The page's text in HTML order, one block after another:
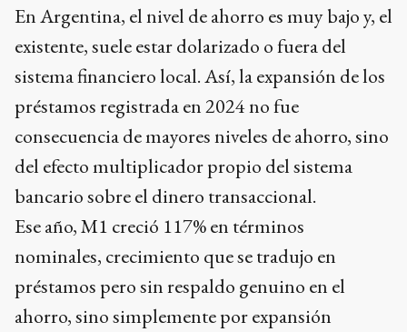
En Argentina, el nivel de ahorro es muy bajo y, el
existente, suele estar dolarizado o fuera del
sistema financiero local. Así, la expansión de los
préstamos registrada en 2024 no fue
consecuencia de mayores niveles de ahorro, sino
del efecto multiplicador propio del sistema
bancario sobre el dinero transaccional.
Ese año, M1 creció 117% en términos
nominales, crecimiento que se tradujo en
préstamos pero sin respaldo genuino en el
ahorro, sino simplemente por expansión